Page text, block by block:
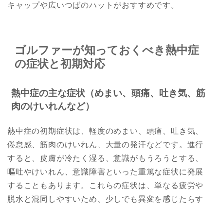
キャップや広いつばのハットがおすすめです。
ゴルファーが知っておくべき熱中症
の症状と初期対応
熱中症の主な症状（めまい、頭痛、吐き気、筋
肉のけいれんなど）
熱中症の初期症状は、軽度のめまい、頭痛、吐き気、
倦怠感、筋肉のけいれん、大量の発汗などです。進行
すると、皮膚が冷たく湿る、意識がもうろうとする、
嘔吐やけいれん、意識障害といった重篤な症状に発展
することもあります。これらの症状は、単なる疲労や
脱水と混同しやすいため、少しでも異変を感じたらす